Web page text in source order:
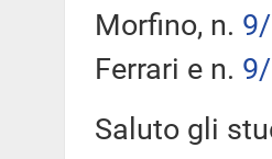
Morfino, n.
Ferrari e n.
Saluto gli